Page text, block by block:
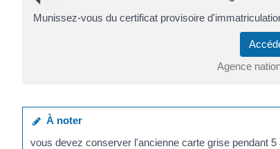
Munissez-vous du certificat provisoire
Agence
À noter
vous devez conserver l'ancienne carte grise pendant 5